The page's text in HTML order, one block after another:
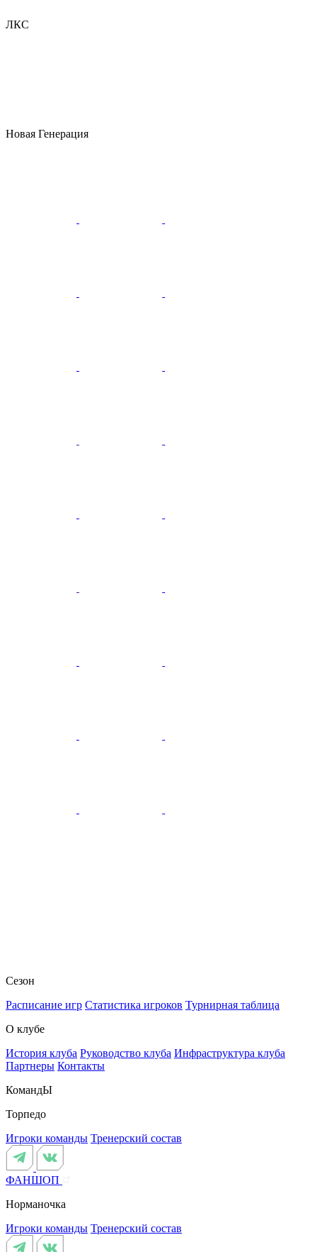
ЛКС
Новая Генерация
Сезон
Расписание игр Статистика игроков Турнирная таблица
О клубе
История клуба Руководство клуба Инфраструктура клуба
Партнеры Контакты
КомандЫ
Торпедо
Игроки команды Тренерский состав
ФАНШОП
Норманочка
Игроки команды Тренерский состав